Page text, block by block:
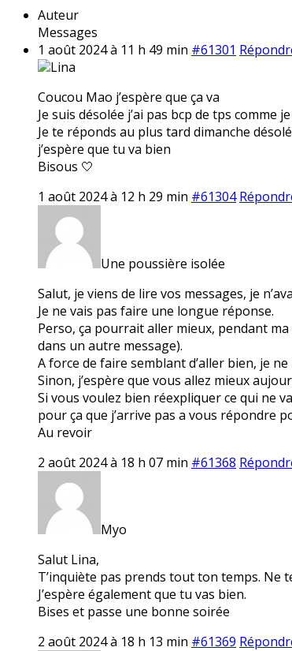
Auteur
Messages
1 août 2024 à 11 h 49 min #61301
Lina
Coucou Mao j’espère que ça va
Je suis désolée j’ai pas bcp de tps comme
Je te réponds au plus tard dimanche
j’espère que tu va bien
Bisous 🤍
1 août 2024 à 12 h 29 min #61304
Une poussière isolée
Salut, je viens de lire vos messages, je
Je ne vais pas faire une longue réponse.
Perso, ça pourrait aller mieux, pendant
dans un autre message).
A force de faire semblant d’aller bien, je
Sinon, j’espère que vous allez mieux
Si vous voulez bien réexpliquer ce qui ne
pour ça que j’arrive pas a vous répondre
Au revoir
2 août 2024 à 18 h 07 min #61368
Myo
Salut Lina,
T’inquiète pas prends tout ton temps. Ne
J’espère également que tu vas bien.
Bises et passe une bonne soirée
2 août 2024 à 18 h 13 min #61369